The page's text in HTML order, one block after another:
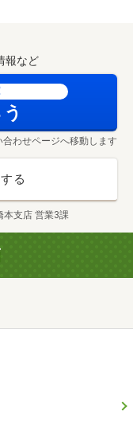
ご案内します
参考に下さい
わせなど、
も
報など
合わせページへ移動します
る
本支店 営業3課